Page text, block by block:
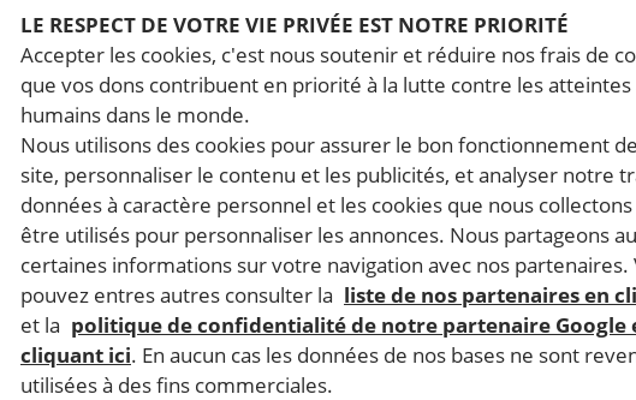
LE RESPECT DE VOTRE VIE PRIVÉE EST NOTRE PRIORITÉ
Accepter les cookies, c'est nous soutenir et réduire nos frais de
que vos dons contribuent en priorité à la lutte contre les
humains dans le monde.
Nous utilisons des cookies pour assurer le bon fonctionnement
site, personnaliser le contenu et les publicités, et analyser notre
données à caractère personnel et les cookies que nous
être utilisés pour personnaliser les annonces. Nous partageons
certaines informations sur votre navigation avec nos partenaires.
pouvez entres autres consulter la liste de nos partenaires en
et la politique de confidentialité de notre partenaire Google
cliquant ici. En aucun cas les données de nos bases ne sont
utilisées à des fins commerciales.